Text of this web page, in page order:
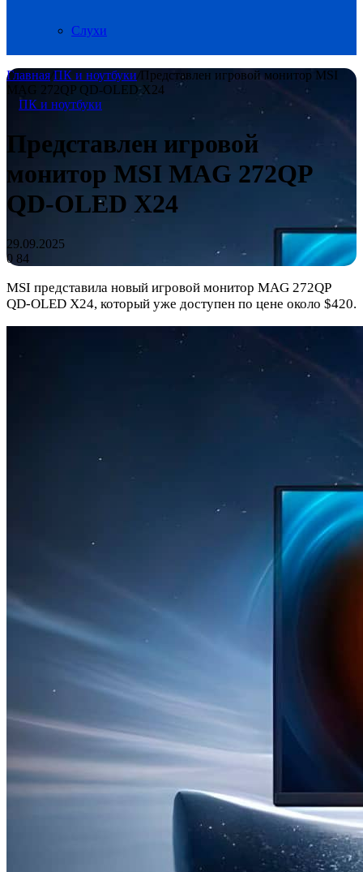
Слухи
Главная/ПК и ноутбуки/Представлен игровой монитор MSI
MAG 272QP QD-OLED X24
ПК и ноутбуки
Представлен игровой
монитор MSI MAG 272QP
QD-OLED X24
29.09.2025
0 84
MSI представила новый игровой монитор MAG 272QP
QD-OLED X24, который уже доступен по цене около $420.